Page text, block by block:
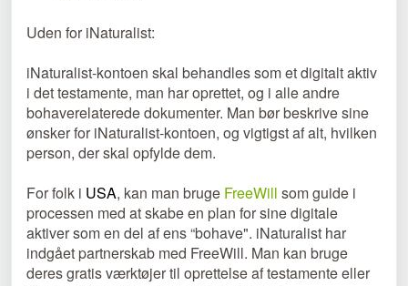
Uden for iNaturalist:
iNaturalist-kontoen skal behandles som et digitalt aktiv
i det testamente, man har oprettet, og i alle andre
bohaverelaterede dokumenter. Man bør beskrive sine
ønsker for iNaturalist-kontoen, og vigtigst af alt, hvilken
person, der skal opfylde dem.
For folk i USA, kan man bruge FreeWill som guide i
processen med at skabe en plan for sine digitale
aktiver som en del af ens “bohave". iNaturalist har
indgået partnerskab med FreeWill. Man kan bruge
deres gratis værktøjer til oprettelse af testamente eller